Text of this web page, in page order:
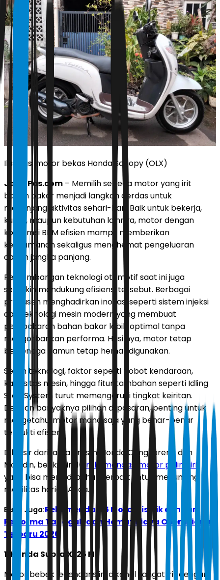
Ilustrasi motor bekas Honda Scoopy (OLX)
JawaPos.com – Memilih sepeda motor yang irit
bahan bakar menjadi langkah cerdas untuk
menunjang aktivitas sehari-hari. Baik untuk bekerja,
kuliah, maupun kebutuhan lainnya, motor dengan
konsumsi BBM efisien mampu memberikan
kenyamanan sekaligus menghemat pengeluaran
dalam jangka panjang.
Perkembangan teknologi otomotif saat ini juga
semakin mendukung efisiensi tersebut. Berbagai
produsen menghadirkan inovasi seperti sistem injeksi
dan teknologi mesin modern yang membuat
pembakaran bahan bakar lebih optimal tanpa
mengorbankan performa. Hasilnya, motor tetap
bertenaga namun tetap hemat digunakan.
Selain teknologi, faktor seperti bobot kendaraan,
kapasitas mesin, hingga fitur tambahan seperti Idling
Stop System turut memengaruhi tingkat keiritan.
Dengan banyaknya pilihan di pasaran, penting untuk
mengetahui motor mana saja yang benar-benar
terbukti efisien.
Dilansir dari laman resmi Honda Cengkareng dan
Moladin, berikut ini 10 rekomendasi motor paling irit
yang bisa menjadi pilihan terbaik untuk menunjang
mobilitas harian Anda.
Baca Juga:Rekomendasi 5 Motor Listrik dengan
Performa Tangguh dan Hemat Biaya Operasional
Terbaru 2026
1. Honda Supra X 125 FI
Motor bebek legendaris ini dikenal sangat irit dengan